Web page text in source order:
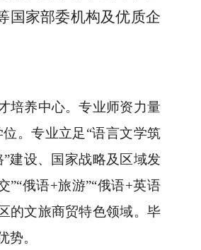
国家部委机构及优质企
培养中心。专业师资力量
。专业立足“语言文学筑
建设、国家战略及区域发
俄语+旅游”“俄语+英语
的文旅商贸特色领域。毕
。